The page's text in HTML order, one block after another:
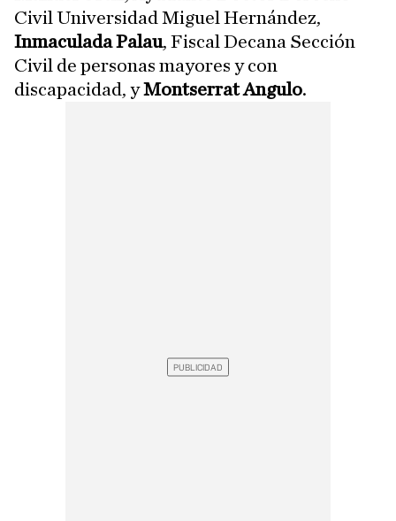
Civil Universidad Miguel Hernández,
Inmaculada Palau, Fiscal Decana Sección
Civil de personas mayores y con
discapacidad, yMontserrat Angulo.